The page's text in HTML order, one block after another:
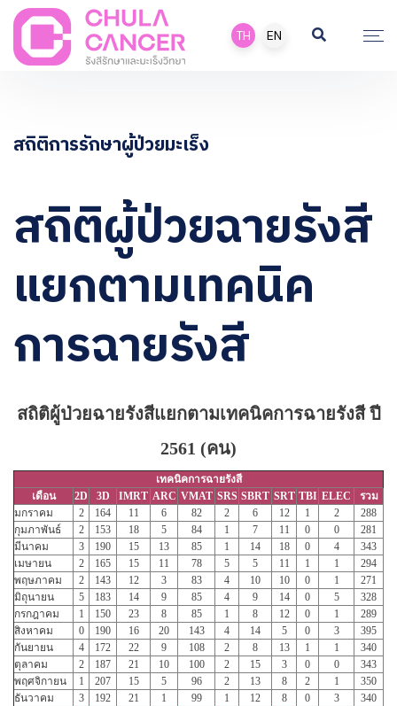
TH EN
สถิติการรักษาผู้ป่วยมะเร็ง
สถิติผู้ป่วยฉายรังสี
แยกตามเทคนิค
การฉายรังสี
สถิติผู้ป่วยฉายรังสีแยกตามเทคนิคการฉายรังสี ปี
2561 (คน)
เทคนิคการฉายรังสี
เดือน
2D 3D IMRT ARC VMAT SRS SBRT SRT TBI ELEC
รวม
มกราคม
2 164 11 6 82 2 6 12 1 2
288
กุมภาพันธ์
2 153 18 5 84 1 7 11 0 0
281
มีนาคม
3 190 15 13 85 1 14 18 0 4
343
เมษายน
2 165 15 11 78 5 5 11 1 1
294
พฤษภาคม
2 143 12 3 83 4 10 10 0 1
271
มิถุนายน
5 183 14 9 85 4 9 14 0 5
328
กรกฎาคม
1 150 23 8 85 1 8 12 0 1
289
สิงหาคม
0 190 16 20 143 4 14 5 0 3
395
กันยายน
4 172 22 9 108 2 8 13 1 1
340
ตุลาคม
2 187 21 10 100 2 15 3 0 0
343
พฤศจิกายน
1 207 15 5 96 2 13 8 2 1
350
ธันวาคม
3 192 21 1 99 1 12 8 0 3
340